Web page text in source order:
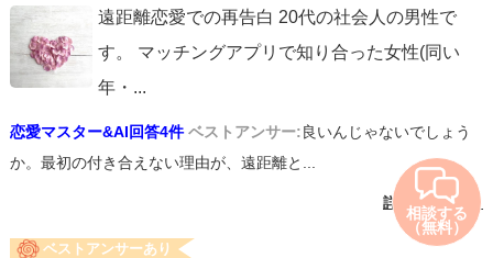
遠距離恋愛での再告白 20代の社会人の男性で
す。 マッチングアプリで知り合った女性(同い
年・ ...
恋愛マスター&AI回答4件 ベストアンサー:良いんじゃないでしょう
か。最初の付き合えない理由が、遠距離と...
詳細を見る＞＞
ベストアンサーあり
相談する
（無料）